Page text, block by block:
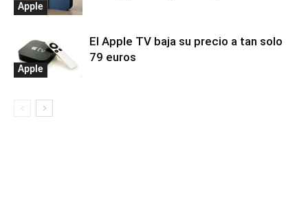
Apple
Apple
El Apple TV baja su precio a tan solo
79 euros